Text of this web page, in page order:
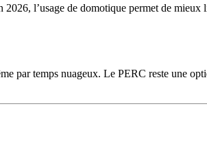
l’usage de domotique permet de mieux
par temps nuageux. Le PERC reste une